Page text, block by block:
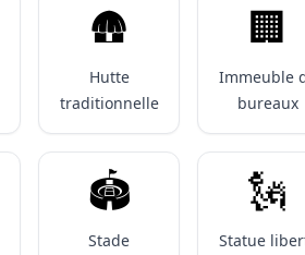
🛖
Hutte
traditionnelle
🏢
Immeuble
bureaux
🏟️
Stade
🗽
Statue